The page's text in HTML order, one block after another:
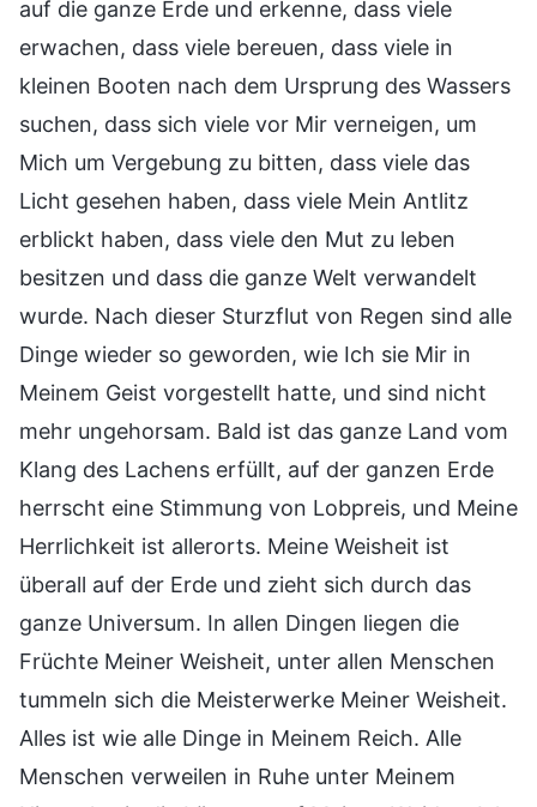
auf die ganze Erde und erkenne, dass viele
erwachen, dass viele bereuen, dass viele in
kleinen Booten nach dem Ursprung des Wassers
suchen, dass sich viele vor Mir verneigen, um
Mich um Vergebung zu bitten, dass viele das
Licht gesehen haben, dass viele Mein Antlitz
erblickt haben, dass viele den Mut zu leben
besitzen und dass die ganze Welt verwandelt
wurde. Nach dieser Sturzflut von Regen sind alle
Dinge wieder so geworden, wie Ich sie Mir in
Meinem Geist vorgestellt hatte, und sind nicht
mehr ungehorsam. Bald ist das ganze Land vom
Klang des Lachens erfüllt, auf der ganzen Erde
herrscht eine Stimmung von Lobpreis, und Meine
Herrlichkeit ist allerorts. Meine Weisheit ist
überall auf der Erde und zieht sich durch das
ganze Universum. In allen Dingen liegen die
Früchte Meiner Weisheit, unter allen Menschen
tummeln sich die Meisterwerke Meiner Weisheit.
Alles ist wie alle Dinge in Meinem Reich. Alle
Menschen verweilen in Ruhe unter Meinem